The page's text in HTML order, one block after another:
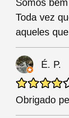
Somos
Toda vez
aqueles
É. P.
Obrigado